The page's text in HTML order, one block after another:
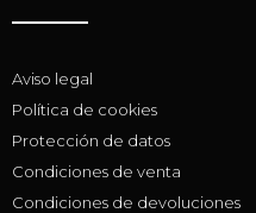
Aviso legal
Política de cookies
Protección de datos
Condiciones de venta
Condiciones de devoluciones